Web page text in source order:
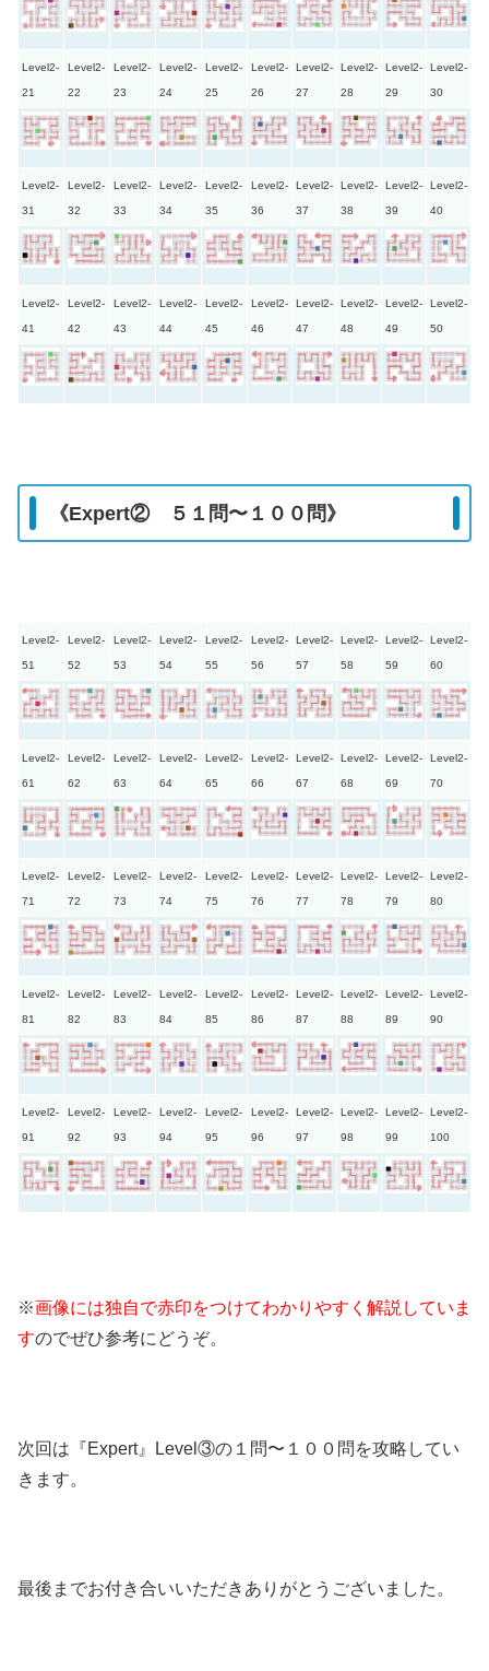
Level2-
21
Level2-
22
Level2-
23
Level2-
24
Level2-
25
Level2-
26
Level2-
27
Level2-
28
Level2-
29
Level2-
30
Level2-
31
Level2-
32
Level2-
33
Level2-
34
Level2-
35
Level2-
36
Level2-
37
Level2-
38
Level2-
39
Level2-
40
Level2-
41
Level2-
42
Level2-
43
Level2-
44
Level2-
45
Level2-
46
Level2-
47
Level2-
48
Level2-
49
Level2-
50
《Expert② ５１問〜１００問》
Level2-
51
Level2-
52
Level2-
53
Level2-
54
Level2-
55
Level2-
56
Level2-
57
Level2-
58
Level2-
59
Level2-
60
Level2-
61
Level2-
62
Level2-
63
Level2-
64
Level2-
65
Level2-
66
Level2-
67
Level2-
68
Level2-
69
Level2-
70
Level2-
71
Level2-
72
Level2-
73
Level2-
74
Level2-
75
Level2-
76
Level2-
77
Level2-
78
Level2-
79
Level2-
80
Level2-
81
Level2-
82
Level2-
83
Level2-
84
Level2-
85
Level2-
86
Level2-
87
Level2-
88
Level2-
89
Level2-
90
Level2-
91
Level2-
92
Level2-
93
Level2-
94
Level2-
95
Level2-
96
Level2-
97
Level2-
98
Level2-
99
Level2-
100
※画像には独自で赤印をつけてわかりやすく解説していま
すのでぜひ参考にどうぞ。
次回は『Expert』Level③の１問〜１００問を攻略してい
きます。
最後までお付き合いいただきありがとうございました。